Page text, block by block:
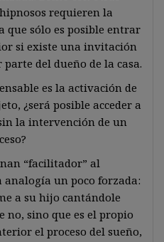
requieren la
que sólo es posible entrar
si existe una invitación
del dueño de la casa.
es la activación de
¿será posible acceder a
la intervención de un
“facilitador” al
un poco forzada:
a su hijo cantándole
no, sino que es el propio
el proceso del sueño,